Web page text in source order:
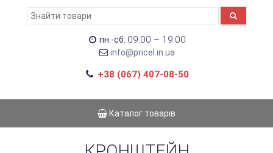
пн.-сб. 09:00 – 19:00
info@pricel.in.ua
+38 (067) 407-08-50
Каталог товарів